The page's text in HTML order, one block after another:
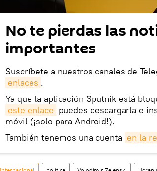
No te pierdas las
importantes
Suscríbete a nuestros canales de
enlaces .
Ya que la aplicación Sputnik está
este enlace puedes descargarla e
móvil (¡solo para Android!).
También tenemos una cuenta en la